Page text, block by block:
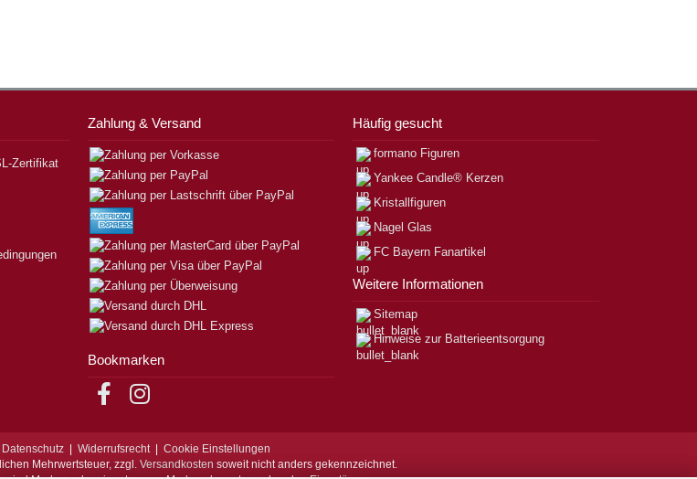
Zertifikat
Zahlung & Versand
Bookmarken
Häufig gesucht
formano Figuren
Yankee Candle® Kerzen
Kristallfiguren
Nagel Glas
FC Bayern Fanartikel
Weitere Informationen
Sitemap
Hinweise zur Batterieentsorgung
Datenschutz| Widerrufsrecht| Cookie Einstellungen
Mehrwertsteuer, zzgl. Versandkosten soweit nicht anders gekennzeichnet.